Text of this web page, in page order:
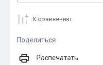
К сравнению
Поделиться
Распечатать